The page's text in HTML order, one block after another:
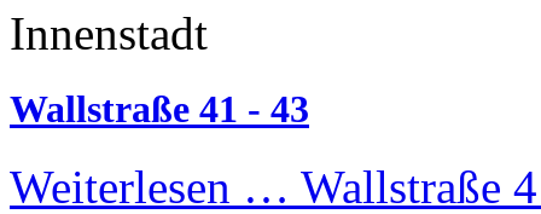
Innenstadt
Wallstraße 41 - 43
Weiterlesen … Wallstraße